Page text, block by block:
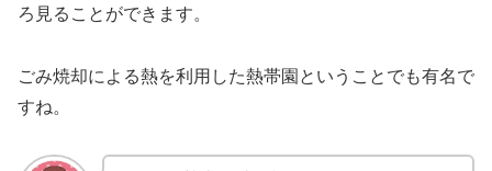
ろ見ることができます。
ごみ焼却による熱を利用した熱帯園ということでも有名で
すね。